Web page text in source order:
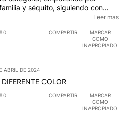
y séquito, siguiendo con
militares incluidos….el problema
que dice dejan atónitos
del planeta….obviamente
como siempre en las últimas
que no haya un político, hombre
respetar y RESPETANDO
y códigos de conducta sin
Leer mas
0 COMPARTIR
MARCAR
COMO
INAPROPIADO
ABRIL DE 2024
COLOR
0 COMPARTIR
MARCAR
COMO
INAPROPIADO